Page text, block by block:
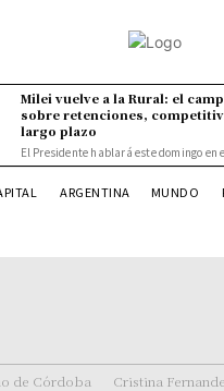
Milei vuelve a la Rural: el
sobre retenciones,
largo plazo
El Presidente hablará este domingo en
ARGENTINA MUNDO
de Córdoba Cristina